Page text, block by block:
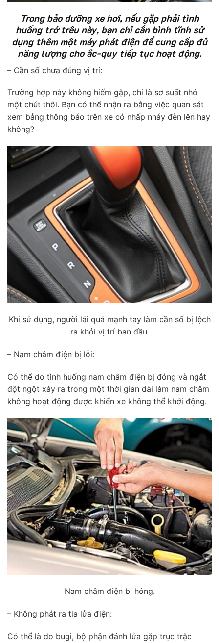
Trong bảo dưỡng xe hơi, nếu gặp phải tình
huống trớ trêu này, bạn chỉ cần bình tĩnh sử
dụng thêm một máy phát điện để cung cấp đủ
năng lượng cho ắc-quy tiếp tục hoạt động.
– Cần số chưa đúng vị trí:
Trường hợp này không hiếm gặp, chỉ là sơ suất nhỏ
một chút thôi. Bạn có thể nhận ra bằng việc quan sát
xem bảng thông báo trên xe có nhấp nháy đèn lên hay
không?
Khi sử dụng, người lái quá mạnh tay làm cần số bị lệch
ra khỏi vị trí ban đầu.
– Nam châm điện bị lỗi:
Có thể do tình huống nam châm điện bị đóng và ngắt
đột ngột xảy ra trong một thời gian dài làm nam châm
không hoạt động được khiến xe không thể khởi động.
Nam châm điện bị hỏng.
– Không phát ra tia lửa điện:
Có thể là do bugi, bộ phận đánh lửa gặp trục trặc